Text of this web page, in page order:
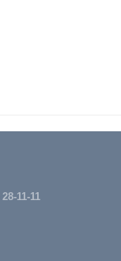
28-11-11